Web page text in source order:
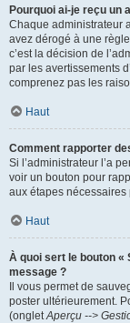
Pourquoi ai-je reçu un
Chaque administrateur
avez dérogé à une
c’est la décision de
par les avertissements
comprenez pas les
Haut
Comment rapporter
Si l’administrateur l’a
voir un bouton pour
aux étapes nécessaires
Haut
À quoi sert le bouton «
message ?
Il vous permet de
poster ultérieurement.
(ongletAperçu -->